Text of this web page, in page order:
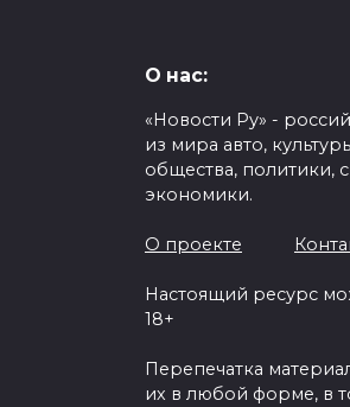
О нас:
«Новости Ру» -
из мира авто,
общества, политики,
экономики.
О проекте
Настоящий ресурс
18+
Перепечатка
их в любой форме, в